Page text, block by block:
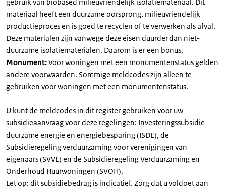
materiaal heeft een duurzame oorsprong, milieuvriendelijk
productieproces en is goed te recyclen of te verwerken als afval.
Deze materialen zijn vanwege deze eisen duurder dan niet-
duurzame isolatiematerialen. Daarom is er een bonus.
Monument:Voor woningen met een monumentenstatus gelden
andere voorwaarden. Sommige meldcodes zijn alleen te
gebruiken voor woningen met een monumentenstatus.
U kunt de meldcodes in dit register gebruiken voor uw
subsidieaanvraag voor deze regelingen: Investeringssubsidie
duurzame energie en energiebesparing (ISDE), de
Subsidieregeling verduurzaming voor verenigingen van
eigenaars (SVVE) en de Subsidieregeling Verduurzaming en
Onderhoud Huurwoningen (SVOH).
Let op: dit subsidiebedrag is indicatief. Zorg dat u voldoet aan